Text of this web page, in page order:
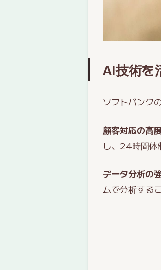
AI技術を
ソフトバンク
顧客対応の高
し、24時間体
データ分析の
ムで分析する